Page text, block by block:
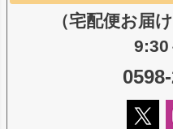
（宅配便お届
9:30